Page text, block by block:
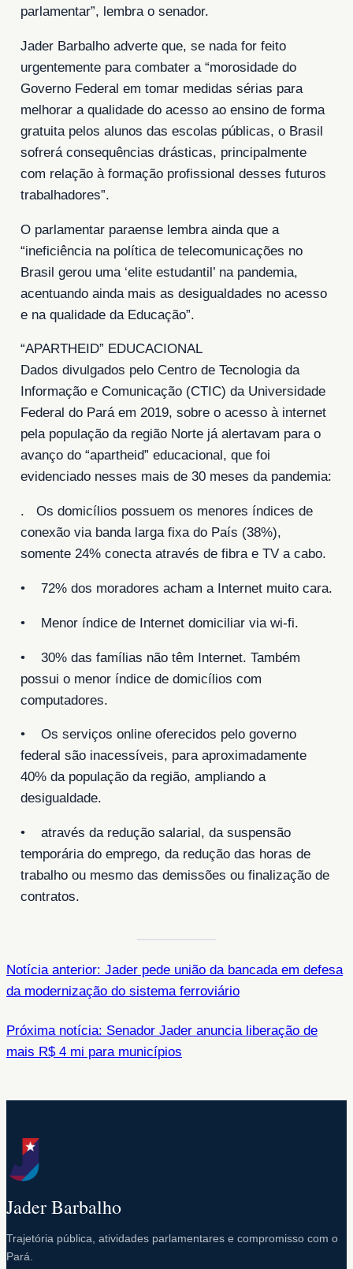
parlamentar”, lembra o senador.
Jader Barbalho adverte que, se nada for feito
urgentemente para combater a “morosidade do
Governo Federal em tomar medidas sérias para
melhorar a qualidade do acesso ao ensino de forma
gratuita pelos alunos das escolas públicas, o Brasil
sofrerá consequências drásticas, principalmente
com relação à formação profissional desses futuros
trabalhadores”.
O parlamentar paraense lembra ainda que a
“ineficiência na política de telecomunicações no
Brasil gerou uma ‘elite estudantil’ na pandemia,
acentuando ainda mais as desigualdades no acesso
e na qualidade da Educação”.
“APARTHEID” EDUCACIONAL
Dados divulgados pelo Centro de Tecnologia da
Informação e Comunicação (CTIC) da Universidade
Federal do Pará em 2019, sobre o acesso à internet
pela população da região Norte já alertavam para o
avanço do “apartheid” educacional, que foi
evidenciado nesses mais de 30 meses da pandemia:
. Os domicílios possuem os menores índices de
conexão via banda larga fixa do País (38%),
somente 24% conecta através de fibra e TV a cabo.
• 72% dos moradores acham a Internet muito cara.
• Menor índice de Internet domiciliar via wi-fi.
• 30% das famílias não têm Internet. Também
possui o menor índice de domicílios com
computadores.
• Os serviços online oferecidos pelo governo
federal são inacessíveis, para aproximadamente
40% da população da região, ampliando a
desigualdade.
• através da redução salarial, da suspensão
temporária do emprego, da redução das horas de
trabalho ou mesmo das demissões ou finalização de
contratos.
Notícia anterior: Jader pede união da bancada em defesa
da modernização do sistema ferroviário
Próxima notícia: Senador Jader anuncia liberação de
mais R$ 4 mi para municípios
Jader Barbalho
Trajetória pública, atividades parlamentares e compromisso com o
Pará.